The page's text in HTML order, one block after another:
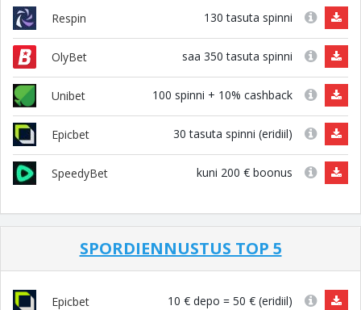
Respin 130 tasuta spinni
OlyBet saa 350 tasuta spinni
Unibet 100 spinni + 10% cashback
Epicbet 30 tasuta spinni (eridiil)
SpeedyBet kuni 200 € boonus
SPORDIENNUSTUS TOP 5
Epicbet 10 € depo = 50 € (eridiil)